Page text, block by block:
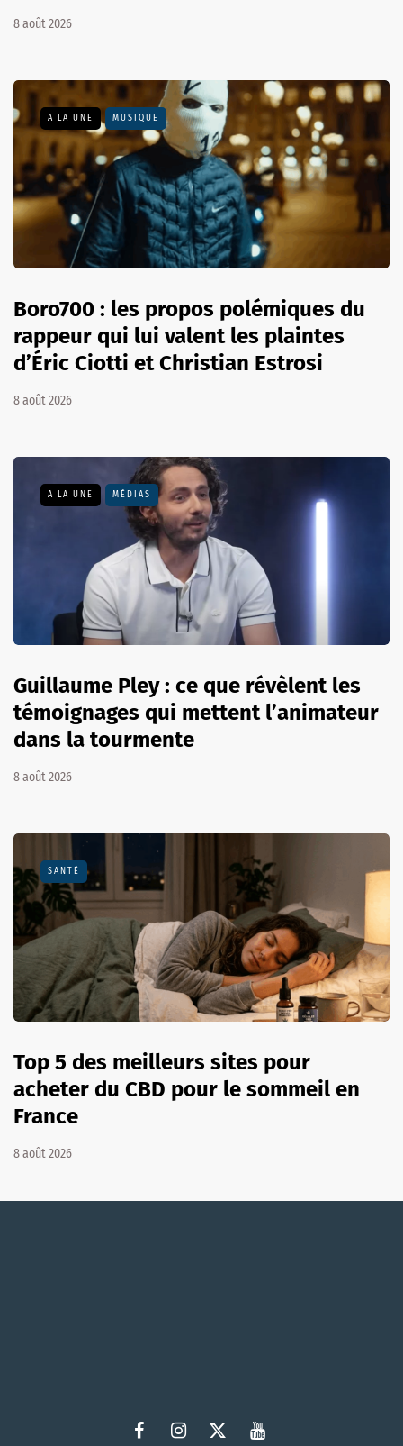
8 août 2026
A LA UNE MUSIQUE
Boro700 : les propos polémiques du
rappeur qui lui valent les plaintes
d’Éric Ciotti et Christian Estrosi
8 août 2026
A LA UNE MÉDIAS
Guillaume Pley : ce que révèlent les
témoignages qui mettent l’animateur
dans la tourmente
8 août 2026
SANTÉ
Top 5 des meilleurs sites pour
acheter du CBD pour le sommeil en
France
8 août 2026